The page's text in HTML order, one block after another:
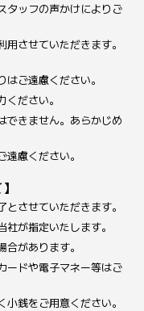
タッフの声かけによりご
させていただきます。
ご遠慮ください。
ださい。
できません。あらかじめ
慮ください。
させていただきます。
が指定いたします。
があります。
ードや電子マネー等はご
銭をご用意ください。